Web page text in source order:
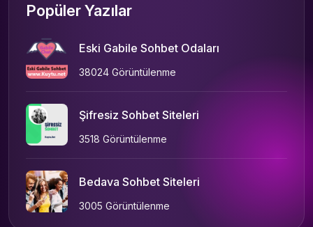
Popüler Yazılar
Eski Gabile Sohbet Odaları
38024 Görüntülenme
Şifresiz Sohbet Siteleri
3518 Görüntülenme
Bedava Sohbet Siteleri
3005 Görüntülenme